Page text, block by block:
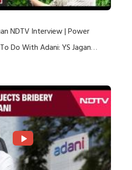
NDTV Interview | Power
Do With Adani: YS Jagan